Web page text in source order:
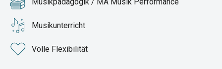
Musikunterricht
Volle Flexibilität